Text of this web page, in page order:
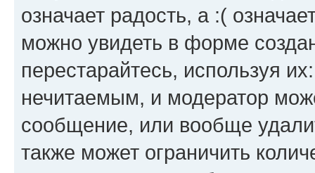
означает радость, а :(
можно увидеть в форме
перестарайтесь, используя
нечитаемым, и модератор
сообщение, или вообще
также может ограничить